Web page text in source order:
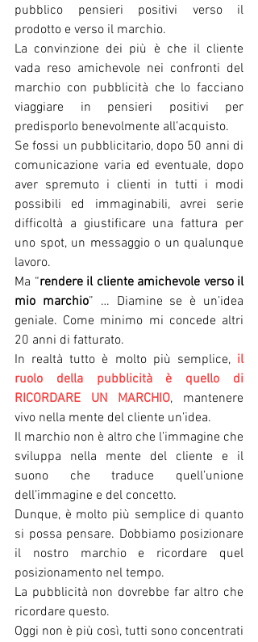
pubblico pensieri positivi verso il
prodotto e verso il marchio.
La convinzione dei più è che il cliente
vada reso amichevole nei confronti del
marchio con pubblicità che lo facciano
viaggiare in pensieri positivi per
predisporlo benevolmente all’acquisto.
Se fossi un pubblicitario, dopo 50 anni di
comunicazione varia ed eventuale, dopo
aver spremuto i clienti in tutti i modi
possibili ed immaginabili, avrei serie
difficoltà a giustificare una fattura per
uno spot, un messaggio o un qualunque
lavoro.
Ma “rendere il cliente amichevole verso il
mio marchio” … Diamine se è un’idea
geniale. Come minimo mi concede altri
20 anni di fatturato.
In realtà tutto è molto più semplice, il
ruolo della pubblicità è quello di
RICORDARE UN MARCHIO, mantenere
vivo nella mente del cliente un’idea.
Il marchio non è altro che l’immagine che
sviluppa nella mente del cliente e il
suono che traduce quell’unione
dell’immagine e del concetto.
Dunque, è molto più semplice di quanto
si possa pensare. Dobbiamo posizionare
il nostro marchio e ricordare quel
posizionamento nel tempo.
La pubblicità non dovrebbe far altro che
ricordare questo.
Oggi non è più così, tutti sono concentrati